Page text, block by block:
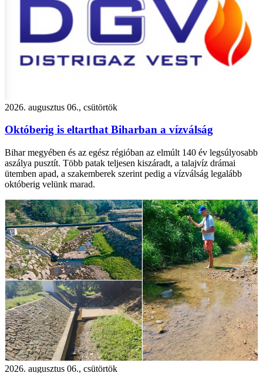
2026. augusztus 06., csütörtök
Októberig is eltarthat Biharban a vízválság
Bihar megyében és az egész régióban az elmúlt 140 év legsúlyosabb
aszálya pusztít. Több patak teljesen kiszáradt, a talajvíz drámai
ütemben apad, a szakemberek szerint pedig a vízválság legalább
októberig velünk marad.
2026. augusztus 06., csütörtök